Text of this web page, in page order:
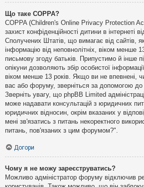
Що таке COPPA?
COPPA (Children's Online Privacy Protection
захист конфіденційності дитини в інтернеті
Сполучених Штатів, що вимагає від сайтів,
інформацію від неповнолітніх, віком менше
письмову згоду батьків. Припустимо й інше
опікуни дозволяють збір особистої
віком менше 13 років. Якщо ви не впевнені,
вас або форуму, зверніться за допомогою
Зверніть увагу, що phpBB Limited
може надавати консультацій з юридичних
юридичних відносин, окрім вказаних у
мені зв'язатись з питань некоректного
питань, пов'язаних з цим форумом?".
Догори
Чому я не можу зареєструватись?
Можливо адміністратор форуму відключив